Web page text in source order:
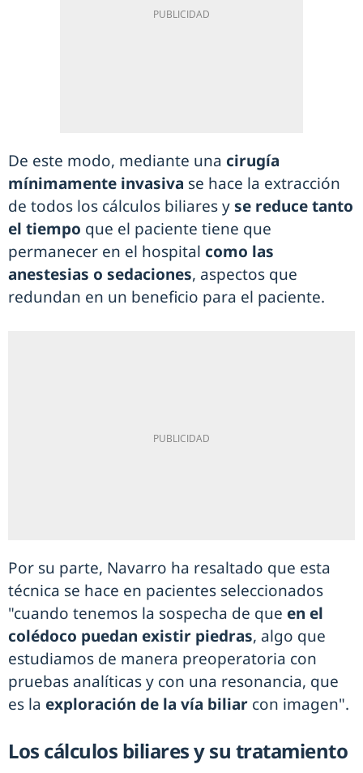
De este modo, mediante una cirugía
mínimamente invasiva se hace la extracción
de todos los cálculos biliares yse reduce tanto
el tiempo que el paciente tiene que
permanecer en el hospital como las
anestesias o sedaciones, aspectos que
redundan en un beneficio para el paciente.
Por su parte, Navarro ha resaltado que esta
técnica se hace en pacientes seleccionados
"cuando tenemos la sospecha de que en el
colédoco puedan existir piedras, algo que
estudiamos de manera preoperatoria con
pruebas analíticas y con una resonancia, que
es la exploración de la vía biliar con imagen".
Los cálculos biliares y su tratamiento